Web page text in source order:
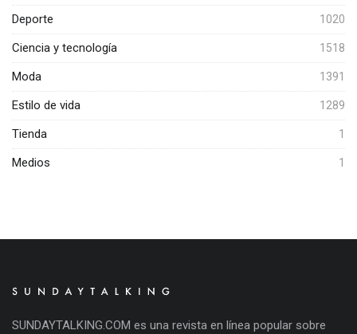
Deporte 1020
Ciencia y tecnología 1518
Moda 1391
Estilo de vida 1289
Tienda 1
Medios 1
SUNDAYTALKING.COM es una revista en línea popular sobre